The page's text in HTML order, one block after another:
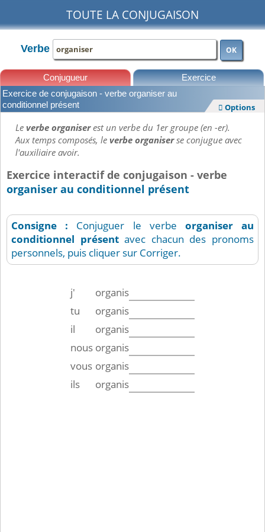
TOUTE LA CONJUGAISON
Verbe OK
Conjugueur Exercice
Leçons
Exercice de conjugaison - verbe organiser au
conditionnel présent
 Options
Leverbe organiserest un verbe du 1er groupe (en -er).
Aux temps composés, leverbe organiserse conjugue avec
l'auxiliaire avoir.
Exercice interactif de conjugaison - verbe
organiser au conditionnel présent
Consigne : Conjuguer le verbe organiser
au
conditionnel présentavec chacun des pronoms
personnels, puis cliquer sur Corriger.
j'
organis
tu
organis
il
organis
nous organis
vous organis
ils
organis